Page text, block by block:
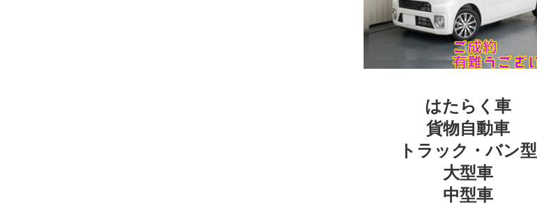
はたらく車
貨物自動車
トラック・バン型
大型車
中型車